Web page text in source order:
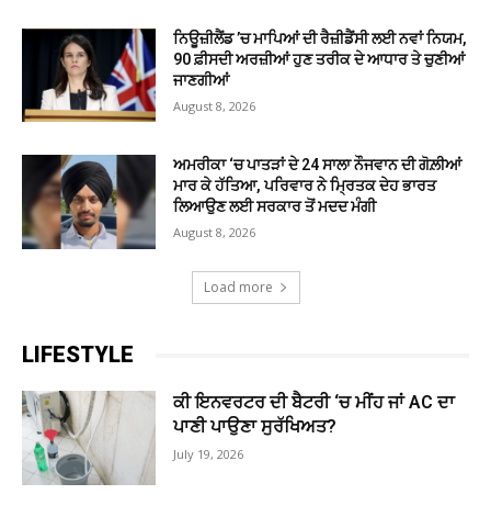
ਨਿਊਜ਼ੀਲੈਂਡ ’ਚ ਮਾਪਿਆਂ ਦੀ ਰੈਜ਼ੀਡੈਂਸੀ ਲਈ ਨਵਾਂ ਨਿਯਮ,
90 ਫ਼ੀਸਦੀ ਅਰਜ਼ੀਆਂ ਹੁਣ ਤਰੀਕ ਦੇ ਆਧਾਰ ਤੇ ਚੁਣੀਆਂ
ਜਾਣਗੀਆਂ
August 8, 2026
ਅਮਰੀਕਾ ‘ਚ ਪਾਤੜਾਂ ਦੇ 24 ਸਾਲਾ ਨੌਜਵਾਨ ਦੀ ਗੋਲ਼ੀਆਂ
ਮਾਰ ਕੇ ਹੱਤਿਆ, ਪਰਿਵਾਰ ਨੇ ਮ੍ਰਿਤਕ ਦੇਹ ਭਾਰਤ
ਲਿਆਉਣ ਲਈ ਸਰਕਾਰ ਤੋਂ ਮਦਦ ਮੰਗੀ
August 8, 2026
Load more
LIFESTYLE
ਕੀ ਇਨਵਰਟਰ ਦੀ ਬੈਟਰੀ ‘ਚ ਮੀਂਹ ਜਾਂ AC ਦਾ
ਪਾਣੀ ਪਾਉਣਾ ਸੁਰੱਖਿਅਤ?
July 19, 2026